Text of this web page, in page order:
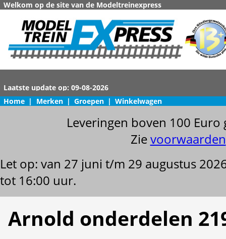
Welkom op de site van de Modeltreinexpress
Home | Merken | Groepen | Winkelwagen
Leveringen boven 100
Zievoorwaarden
Let op: van 27 juni t/m 29 augustus
tot 16:00 uur.
Arnold onderdelen